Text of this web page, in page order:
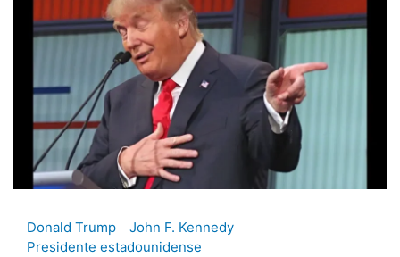
Donald Trump
John F. Kennedy
Presidente estadounidense